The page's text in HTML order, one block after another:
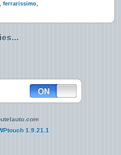
, ferrarissimo,
1.9.21.1